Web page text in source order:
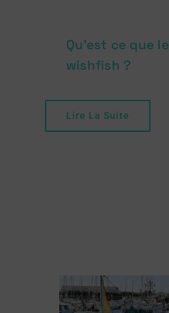
Qu’est ce que le
wishfish ?
Lire La Suite